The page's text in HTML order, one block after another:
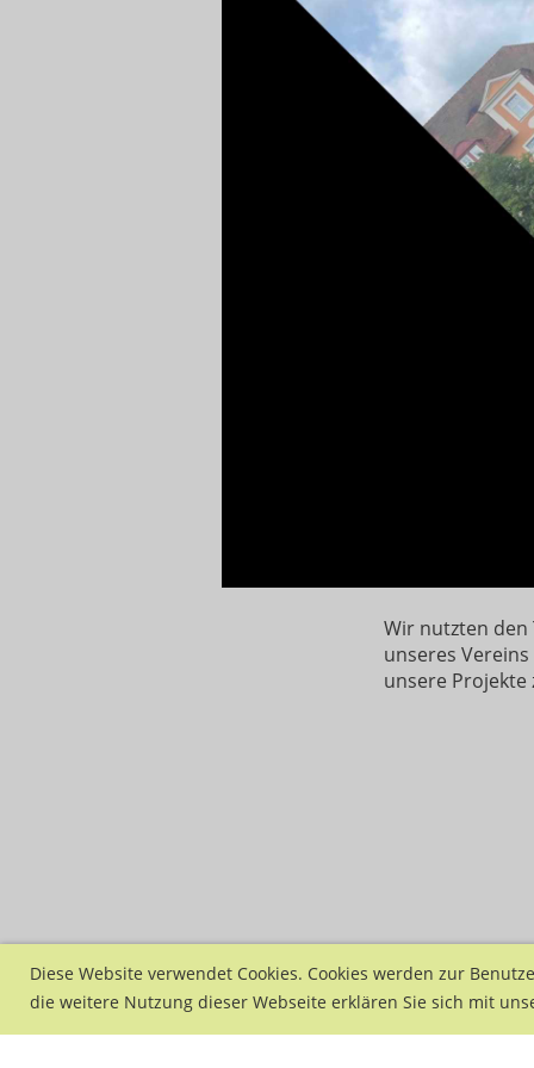
Diese Website verwendet Cookies. Cookies werden zur
die weitere Nutzung dieser Webseite erklären Sie sich mit
Wir nutzten
unseres
unsere Projekte